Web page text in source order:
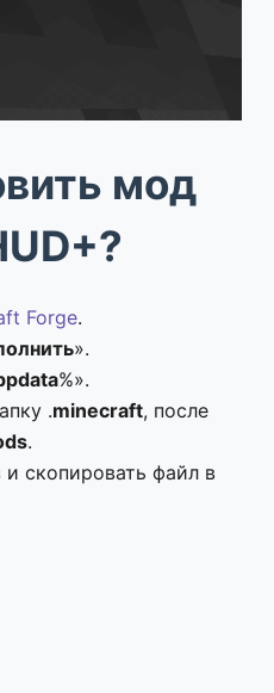
мод
Forge.
».
%».
.minecraft, после
.
и скопировать файл в